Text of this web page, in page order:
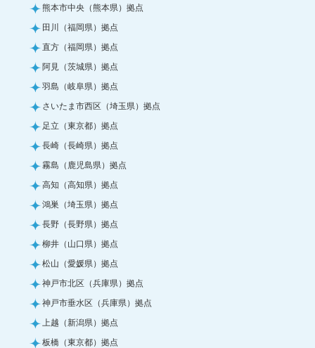
熊本市中央（熊本県）拠点
田川（福岡県）拠点
直方（福岡県）拠点
阿見（茨城県）拠点
羽島（岐阜県）拠点
さいたま市西区（埼玉県）拠点
足立（東京都）拠点
長崎（長崎県）拠点
霧島（鹿児島県）拠点
高知（高知県）拠点
鴻巣（埼玉県）拠点
長野（長野県）拠点
柳井（山口県）拠点
松山（愛媛県）拠点
神戸市北区（兵庫県）拠点
神戸市垂水区（兵庫県）拠点
上越（新潟県）拠点
板橋（東京都）拠点